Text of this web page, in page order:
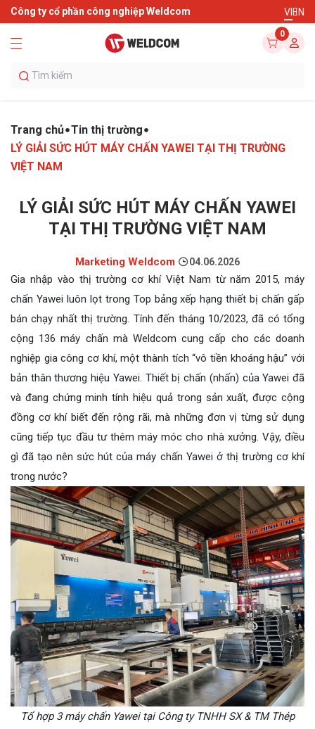
Công ty cổ phần công nghiệp Weldcom VIEN
0
Trang chủ Tin thị trường
LÝ GIẢI SỨC HÚT MÁY CHẤN YAWEI TẠI THỊ TRƯỜNG
VIỆT NAM
LÝ GIẢI SỨC HÚT MÁY CHẤN YAWEI
TẠI THỊ TRƯỜNG VIỆT NAM
Marketing Weldcom 04.06.2026
Gia nhập vào thị trường cơ khí Việt Nam từ năm 2015, máy
chấn Yawei luôn lọt trong Top bảng xếp hạng thiết bị chấn gấp
bán chạy nhất thị trường. Tính đến tháng 10/2023, đã có tổng
cộng 136 máy chấn mà Weldcom cung cấp cho các doanh
nghiệp gia công cơ khí, một thành tích “vô tiền khoáng hậu” với
bản thân thương hiệu Yawei. Thiết bị chấn (nhấn) của Yawei đã
và đang chứng minh tính hiệu quả trong sản xuất, được cộng
đồng cơ khí biết đến rộng rãi, mà những đơn vị từng sử dụng
cũng tiếp tục đầu tư thêm máy móc cho nhà xưởng. Vậy, điều
gì đã tạo nên sức hút của máy chấn Yawei ở thị trường cơ khí
trong nước?
Tổ hợp 3 máy chấn Yawei tại Công ty TNHH SX & TM Thép